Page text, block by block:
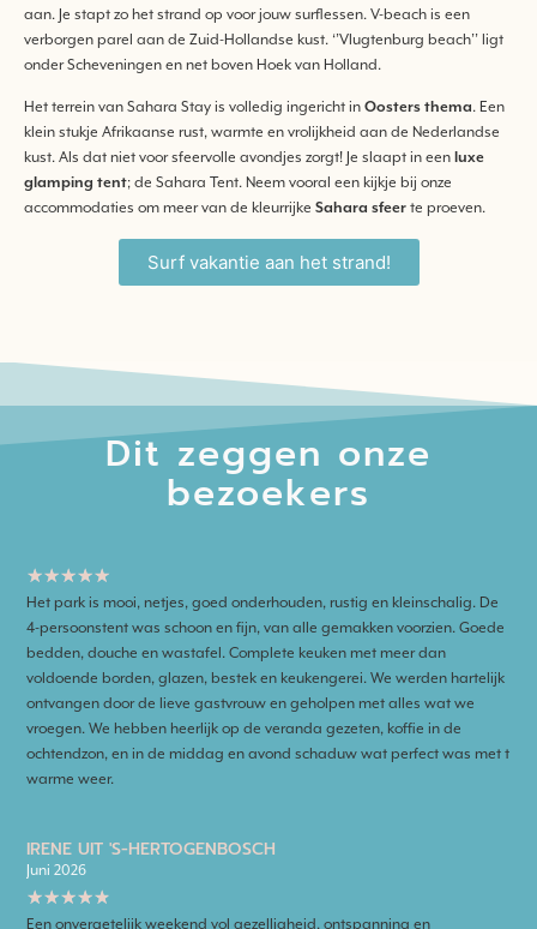
aan. Je stapt zo het strand op voor jouw surflessen. V-beach is een
verborgen parel aan de Zuid-Hollandse kust. ‘’Vlugtenburg beach’’ ligt
onder Scheveningen en net boven Hoek van Holland.
Het terrein van Sahara Stay is volledig ingericht in Oosters thema. Een
klein stukje Afrikaanse rust, warmte en vrolijkheid aan de Nederlandse
kust. Als dat niet voor sfeervolle avondjes zorgt! Je slaapt in een luxe
glamping tent; de Sahara Tent. Neem vooral een kijkje bij onze
accommodaties om meer van de kleurrijke Sahara sfeer te proeven.
Surf vakantie aan het strand!
Dit zeggen onze
bezoekers
★★★★★
Het park is mooi, netjes, goed onderhouden, rustig en kleinschalig. De
4-persoonstent was schoon en fijn, van alle gemakken voorzien. Goede
bedden, douche en wastafel. Complete keuken met meer dan
voldoende borden, glazen, bestek en keukengerei. We werden hartelijk
ontvangen door de lieve gastvrouw en geholpen met alles wat we
vroegen. We hebben heerlijk op de veranda gezeten, koffie in de
ochtendzon, en in de middag en avond schaduw wat perfect was met t
warme weer.
IRENE UIT 'S-HERTOGENBOSCH
Juni 2026
★★★★★
Een onvergetelijk weekend vol gezelligheid, ontspanning en